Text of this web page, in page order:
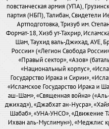
повстанческая армия (УПА),
партия (НБП), Талибан, Свидетели
Артподготовка, Тризуб им.
Формат-18, Хизб ут-Тахрир,
Шам, Таухид валь-Джихад, АУЕ,
России» («Легион Свобода
«Правый сектор», «Азов»
«Национальный корпус»,
Государство Ирака и Сирии»,
«Исламское Государство Ирака и
аш-Шам», «Священная война»
джихад»), «Джабхат ан-Нусра»,
Шабаб», «УНА-УНСО», «Движение
Ихван аль-Муслимун»), «Меджлис